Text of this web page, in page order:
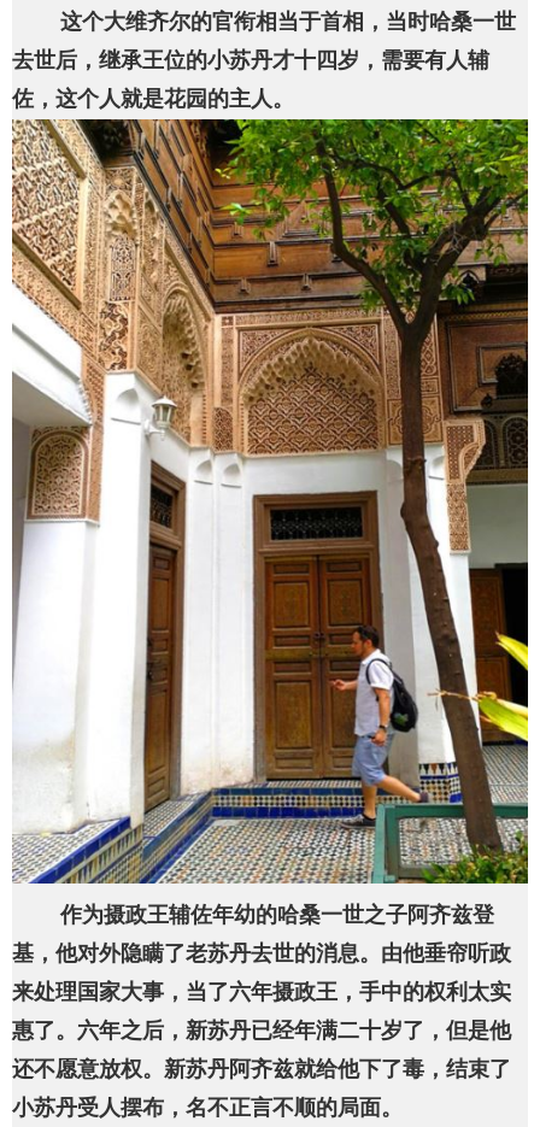
这个大维齐尔的官衔相当于首相，当时哈桑一世
去世后，继承王位的小苏丹才十四岁，需要有人辅
佐，这个人就是花园的主人。
作为摄政王辅佐年幼的哈桑一世之子阿齐兹登
基，他对外隐瞒了老苏丹去世的消息。由他垂帘听政
来处理国家大事，当了六年摄政王，手中的权利太实
惠了。六年之后，新苏丹已经年满二十岁了，但是他
还不愿意放权。新苏丹阿齐兹就给他下了毒，结束了
小苏丹受人摆布，名不正言不顺的局面。